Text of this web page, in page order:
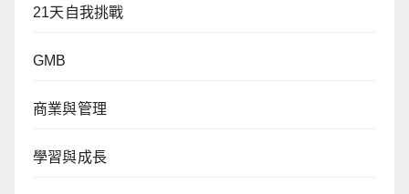
21天自我挑戰
GMB
商業與管理
學習與成長